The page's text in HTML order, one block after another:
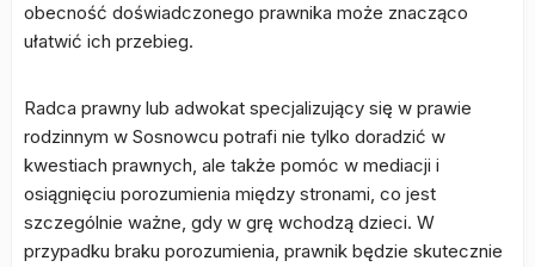
obecność doświadczonego prawnika może znacząco
ułatwić ich przebieg.
Radca prawny lub adwokat specjalizujący się w prawie
rodzinnym w Sosnowcu potrafi nie tylko doradzić w
kwestiach prawnych, ale także pomóc w mediacji i
osiągnięciu porozumienia między stronami, co jest
szczególnie ważne, gdy w grę wchodzą dzieci. W
przypadku braku porozumienia, prawnik będzie skutecznie